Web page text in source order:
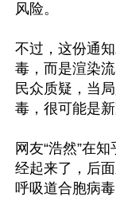
风险。
不过，这份通
毒，而是渲染
民众质疑，当
毒，很可能是
网友“浩然”在
经起来了，后
呼吸道合胞病